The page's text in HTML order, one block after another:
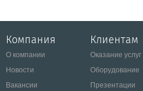
Компания
О компании
Новости
Вакансии
Клиентам
Оказание услуг
Оборудование
Презентации